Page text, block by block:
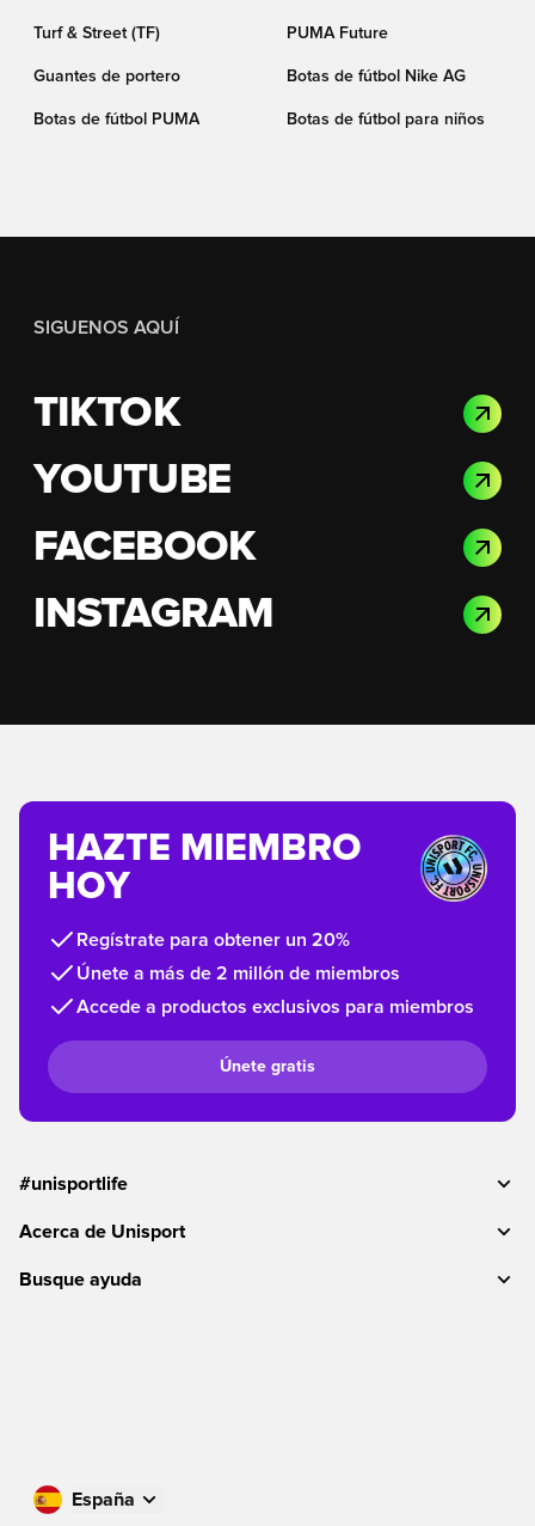
Turf & Street (TF) PUMA Future
Guantes de portero Botas de fútbol Nike AG
Botas de fútbol PUMA Botas de fútbol para niños
SIGUENOS AQUÍ
TIKTOK
YOUTUBE
FACEBOOK
INSTAGRAM
HAZTE MIEMBRO
HOY
Regístrate para obtener un 20%
Únete a más de 2 millón de miembros
Accede a productos exclusivos para miembros
Únete gratis
#unisportlife
Acerca de Unisport
Busque ayuda
España